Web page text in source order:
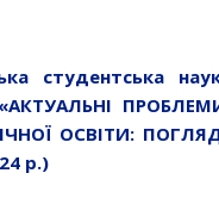
студентська
ОСВІТИ:
р.)